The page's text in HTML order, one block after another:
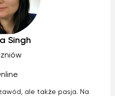
Singh
ale także pasja. Na